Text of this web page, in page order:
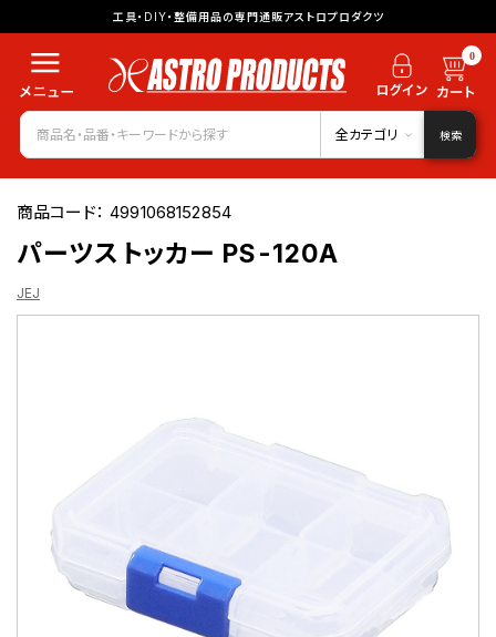
工具・DIY・整備用品の専門通販アストロプロダクツ
0
全カテゴリ 検索
商品コード：4991068152854
パーツストッカー PS-120A
JEJ